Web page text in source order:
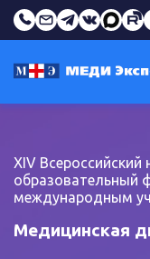
XIV Всероссийский
образовательный
международным
Медицинская